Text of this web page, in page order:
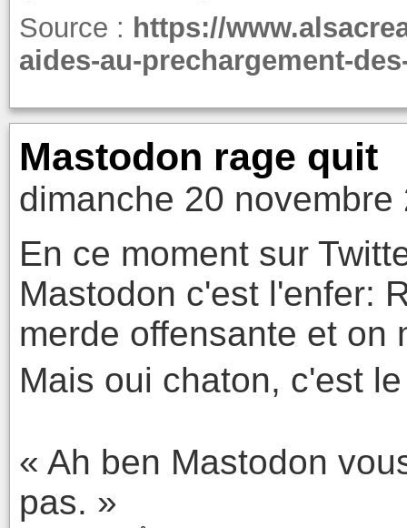
Source : https://
aides-au-prechargement-
Mastodon rage quit
dimanche 20 novembre
En ce moment sur
Mastodon c'est l'enfer:
merde offensante et on
Mais oui chaton, c'est le
« Ah ben Mastodon
pas. »